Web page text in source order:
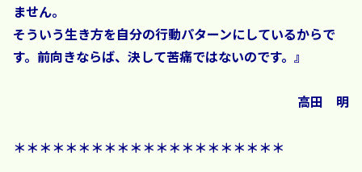
ません。
そういう生き方を自分の行動パターンにしているからで
す。 前向きならば、決して苦痛ではないのです。』
高田 明
＊＊＊＊＊＊＊＊＊＊＊＊＊＊＊＊＊＊＊＊＊